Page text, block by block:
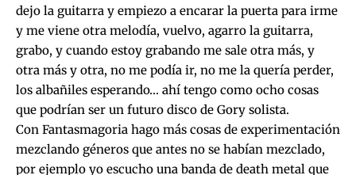
dejo la guitarra y empiezo a encarar la puerta para irme
y me viene otra melodía, vuelvo, agarro la guitarra,
grabo, y cuando estoy grabando me sale otra más, y
otra más y otra, no me podía ir, no me la quería perder,
los albañiles esperando… ahí tengo como ocho cosas
que podrían ser un futuro disco de Gory solista.
Con Fantasmagoria hago más cosas de experimentación
mezclando géneros que antes no se habían mezclado,
por ejemplo yo escucho una banda de death metal que